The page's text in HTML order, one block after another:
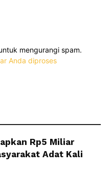
mengurangi spam.
Anda diproses
Rp5 Miliar
Adat Kali